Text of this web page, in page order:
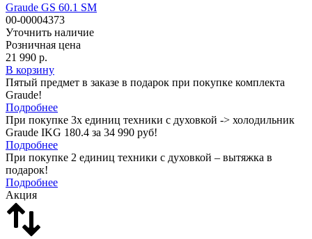
Graude GS 60.1 SM
00-00004373
Уточнить наличие
Розничная цена
21 990 р.
В корзину
Пятый предмет в заказе в подарок при покупке комплекта
Graude!
Подробнее
При покупке 3х единиц техники с духовкой -> холодильник
Graude IKG 180.4 за 34 990 руб!
Подробнее
При покупке 2 единиц техники с духовкой – вытяжка в
подарок!
Подробнее
Акция